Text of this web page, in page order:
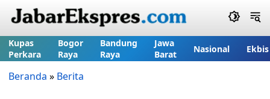
Kupas
Perkara
Bogor
Raya
Bandung
Raya
Jawa
Barat
Nasional Ekbis
Beranda » Berita